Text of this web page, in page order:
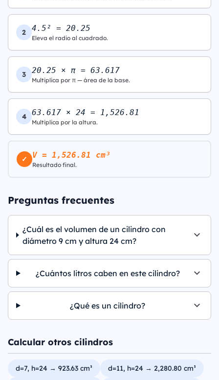
2 4.5² = 20.25
Eleva el radio al cuadrado.
3 20.25 × π = 63.617
Multiplica por π — área de la base.
4 63.617 × 24 = 1,526.81
Multiplica por la altura.
✓ V = 1,526.81 cm³
Resultado final.
Preguntas frecuentes
¿Cuál es el volumen de un cilindro con
diámetro 9 cm y altura 24 cm?
¿Cuántos litros caben en este cilindro?
¿Qué es un cilindro?
Calcular otros cilindros
d=7, h=24 → 923.63 cm³
d=11, h=24 → 2,280.80 cm³